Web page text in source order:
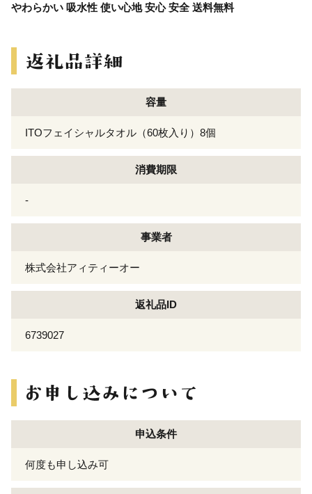
やわらかい 吸水性 使い心地 安心 安全 送料無料
容量
ITOフェイシャルタオル（60枚入り）8個
消費期限
-
事業者
株式会社アィティーオー
返礼品ID
6739027
申込条件
何度も申し込み可